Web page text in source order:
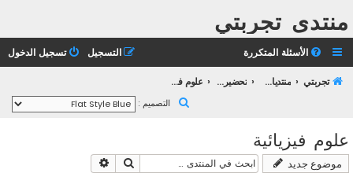
منتدى تجربتي
الأسئلة المتكررة تسجيل الدخول التسجيل
تجربتي منتديات التعليم الثانوي تحضير بكالوريا 2023 علوم فيزيائية
التصميم :
ب
علوم فيزيائية
موضوع جديد بحث